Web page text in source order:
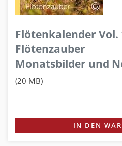
Flötenkalender Vol.
Flötenzauber
Monatsbilder und
(20 MB)
IN DEN